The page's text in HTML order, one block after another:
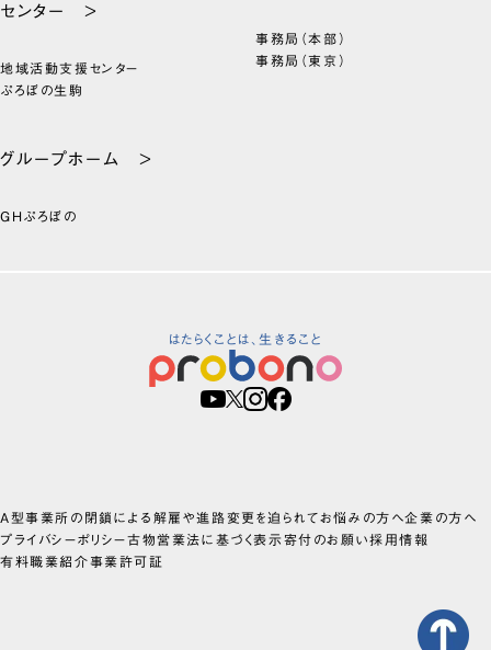
センター >
地域活動支援センター
ぷろぼの生駒
事務局（本部）
事務局（東京）
グループホーム >
GHぷろぼの
はたらくことは、生きること
A型事業所の閉鎖による解雇や進路変更を迫られてお悩みの方へ企業の方へ
プライバシーポリシー古物営業法に基づく表示寄付のお願い採用情報
有料職業紹介事業許可証